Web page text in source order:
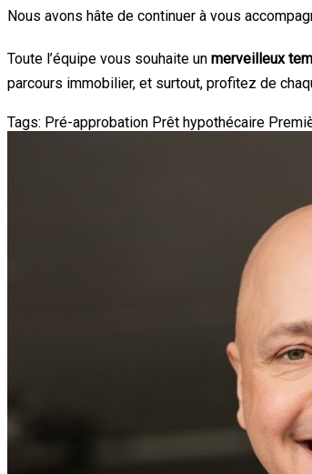
Nous avons hâte de continuer à vous
Toute l’équipe vous souhaite un merveilleux
parcours immobilier, et surtout, profitez de
Tags: Pré-approbation Prêt hypothécaire